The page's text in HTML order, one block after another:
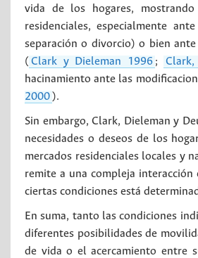
vida de los hogares,
residenciales, especialmente
separación o divorcio) o bien
( Clark y Dieleman 1996 ;
hacinamiento ante las
2000 ).
Sin embargo, Clark, Dieleman y
necesidades o deseos de los
mercados residenciales locales y
remite a una compleja
ciertas condiciones está
En suma, tanto las condiciones
diferentes posibilidades de
de vida o el acercamiento entre